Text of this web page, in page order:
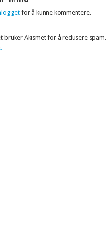
for å kunne kommentere.
bruker Akismet for å redusere spam.